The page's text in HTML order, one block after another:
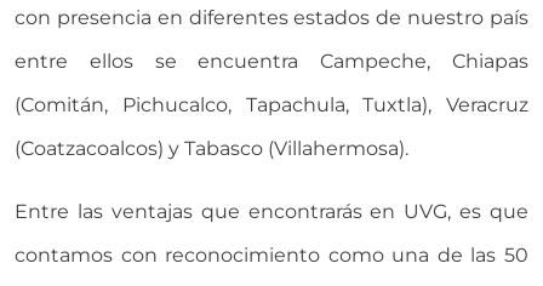
con presencia en diferentes estados de nuestro país
entre ellos se encuentra Campeche, Chiapas
(Comitán, Pichucalco, Tapachula, Tuxtla), Veracruz
(Coatzacoalcos) y Tabasco (Villahermosa).
Entre las ventajas que encontrarás en UVG, es que
contamos con reconocimiento como una de las 50